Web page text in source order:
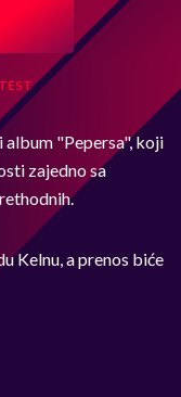
"Pepersa", koji
zajedno sa
Kelnu, a prenos biće